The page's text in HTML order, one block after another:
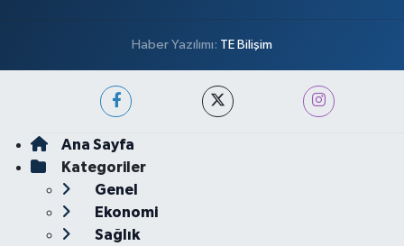
Haber Yazılımı: TE Bilişim
Ana Sayfa
Kategoriler
Genel
Ekonomi
Sağlık